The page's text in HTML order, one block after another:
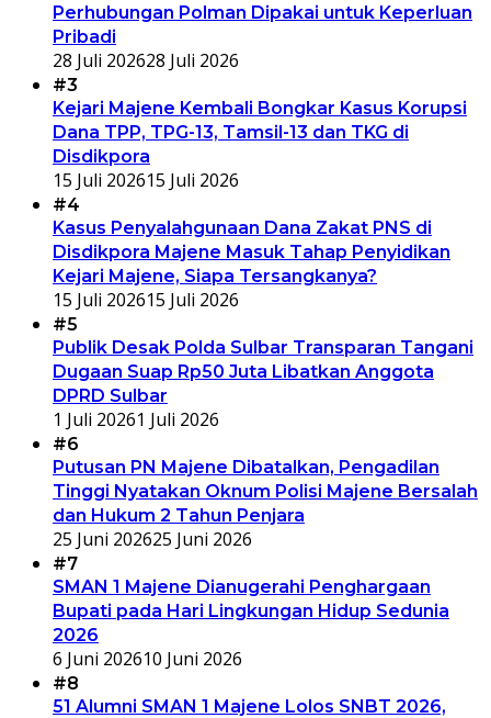
Perhubungan Polman Dipakai untuk Keperluan
Pribadi
28 Juli 202628 Juli 2026
#3
Kejari Majene Kembali Bongkar Kasus Korupsi
Dana TPP, TPG-13, Tamsil-13 dan TKG di
Disdikpora
15 Juli 202615 Juli 2026
#4
Kasus Penyalahgunaan Dana Zakat PNS di
Disdikpora Majene Masuk Tahap Penyidikan
Kejari Majene, Siapa Tersangkanya?
15 Juli 202615 Juli 2026
#5
Publik Desak Polda Sulbar Transparan Tangani
Dugaan Suap Rp50 Juta Libatkan Anggota
DPRD Sulbar
1 Juli 20261 Juli 2026
#6
Putusan PN Majene Dibatalkan, Pengadilan
Tinggi Nyatakan Oknum Polisi Majene Bersalah
dan Hukum 2 Tahun Penjara
25 Juni 202625 Juni 2026
#7
SMAN 1 Majene Dianugerahi Penghargaan
Bupati pada Hari Lingkungan Hidup Sedunia
2026
6 Juni 202610 Juni 2026
#8
51 Alumni SMAN 1 Majene Lolos SNBT 2026,